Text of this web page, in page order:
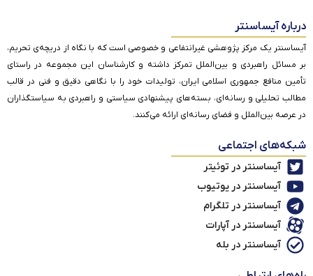
درباره آیساسنتر
آیساسنتر یک مرکز پژوهشی غیرانتفاعی و خصوصی است که با نگاه از دریچه‌ی تحریم،
بر مسائل راهبردی و بین‌الملل تمرکز داشته و کارشناسان این مجموعه در راستای
تأمین منافع جمهوری اسلامی ایران، تولیدات خود را با نگاهی دقیق و فنی در قالب
مطالب تحلیلی و رسانه‌ای، بسته‌های پیشنهادی سیاستی و راهبردی به سیاستگذاران
در عرصه بین‌الملل و فضای رسانه‌ای ارائه می‌کنند.
شبکه‌های اجتماعی
آیساسنتر در توئیتر
آیساسنتر در یوتیوب
آیساسنتر در تلگرام
آیساسنتر در آپارات
آیساسنتر در بله